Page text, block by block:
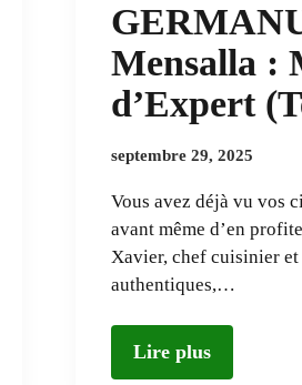
Mensalla :
d’Expert
septembre 29, 2025
Vous avez déjà vu vos
avant même d’en
Xavier, chef cuisinier et
authentiques,…
Lire plus